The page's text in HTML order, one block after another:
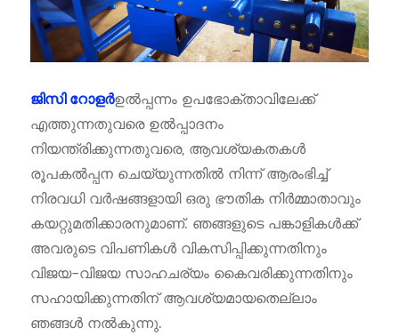
ജിസി റോളർഉൽപ്പന്നം ഉപഭോക്താവിലേക്ക്
എത്തുന്നതുവരെ ഉൽപ്പാദനം
നിയന്ത്രിക്കുന്നതുവരെ, ആവശ്യകതകൾ
രൂപകൽപ്പന ചെയ്യുന്നതിൽ നിന്ന് ആരംഭിച്ച്
നിരവധി വർഷങ്ങളായി ഒരു ഭൗതിക നിർമ്മാതാവും
കയറ്റുമതിക്കാരനുമാണ്. ഞങ്ങളുടെ പങ്കാളികൾക്ക്
അവരുടെ വിപണികൾ വികസിപ്പിക്കുന്നതിനും
വിജയ-വിജയ സാഹചര്യം കൈവരിക്കുന്നതിനും
സഹായിക്കുന്നതിന് ആവശ്യമായതെല്ലാം
ഞങ്ങൾ നൽകുന്നു.